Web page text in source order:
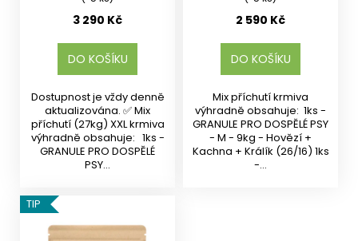
3 290 Kč
DO KOŠÍKU
Dostupnost je vždy denně
aktualizována. ✅ Mix
příchutí (27kg) XXL krmiva
výhradně obsahuje: 1ks -
GRANULE PRO DOSPĚLÉ
PSY...
2 590 Kč
DO KOŠÍKU
Mix příchutí krmiva
výhradně obsahuje: 1ks -
GRANULE PRO DOSPĚLÉ PSY
- M - 9kg - Hovězí +
Kachna + Králík (26/16) 1ks
-...
TIP